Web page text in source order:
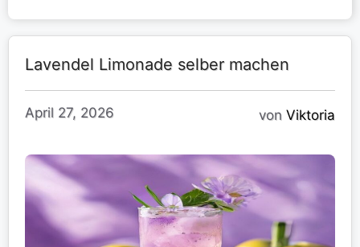
Lavendel Limonade selber machen
April 27, 2026 von Viktoria